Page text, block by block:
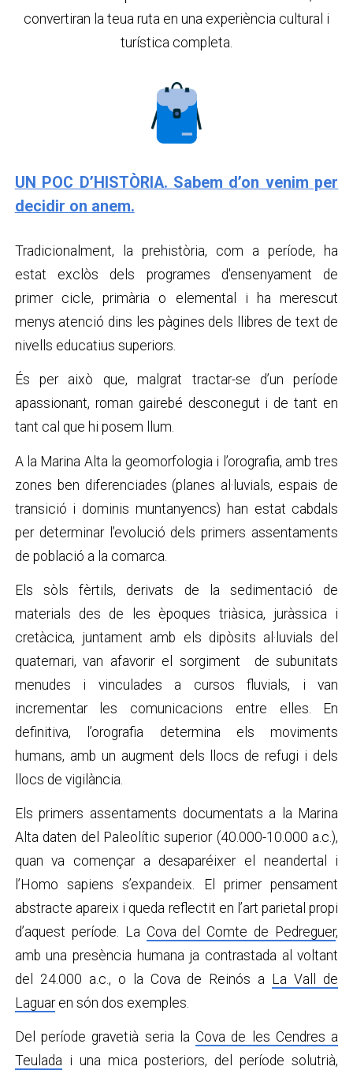
convertiran la teua ruta en una experiència cultural i
turística completa.
UN POC D’HISTÒRIA. Sabem d’on venim per
decidir on anem.
Tradicionalment, la prehistòria, com a període, ha
estat exclòs dels programes d'ensenyament de
primer cicle, primària o elemental i ha merescut
menys atenció dins les pàgines dels llibres de text de
nivells educatius superiors.
És per això que, malgrat tractar-se d’un període
apassionant, roman gairebé desconegut i de tant en
tant cal que hi posem llum.
A la Marina Alta la geomorfologia i l’orografia, amb tres
zones ben diferenciades (planes al·luvials, espais de
transició i dominis muntanyencs) han estat cabdals
per determinar l’evolució dels primers assentaments
de població a la comarca.
Els sòls fèrtils, derivats de la sedimentació de
materials des de les èpoques triàsica, juràssica i
cretàcica, juntament amb els dipòsits al·luvials del
quaternari, van afavorir el sorgiment de subunitats
menudes i vinculades a cursos fluvials, i van
incrementar les comunicacions entre elles. En
definitiva, l’orografia determina els moviments
humans, amb un augment dels llocs de refugi i dels
llocs de vigilància.
Els primers assentaments documentats a la Marina
Alta daten del Paleolític superior (40.000-10.000 a.c.),
quan va començar a desaparéixer el neandertal i
l’Homo sapiens s’expandeix. El primer pensament
abstracte apareix i queda reflectit en l’art parietal propi
d’aquest període. La Cova del Comte de Pedreguer,
amb una presència humana ja contrastada al voltant
del 24.000 a.c., o la Cova de Reinós a La Vall de
Laguaren són dos exemples.
Del període gravetià seria laCova de les Cendres a
Teulada i una mica posteriors, del període solutrià,